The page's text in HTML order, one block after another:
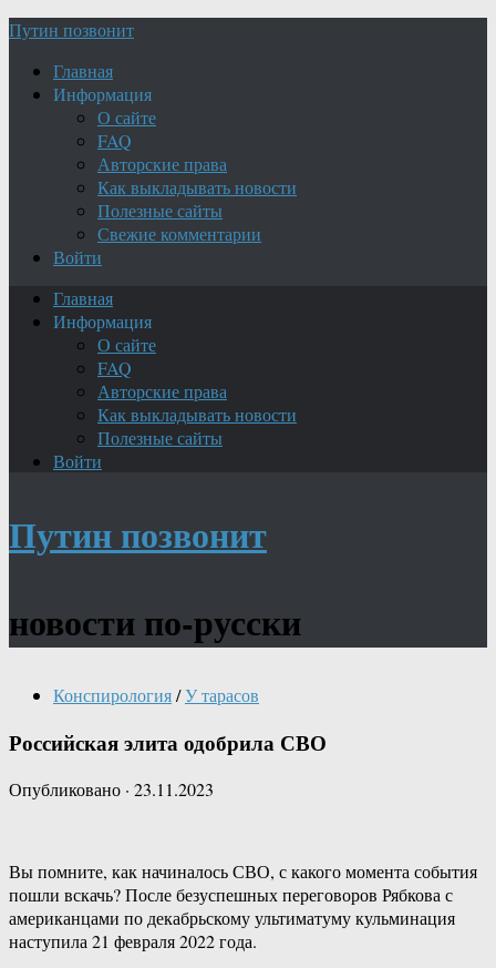
Путин позвонит
Главная
Информация
О сайте
FAQ
Авторские права
Как выкладывать новости
Полезные сайты
Свежие комментарии
Войти
Главная
Информация
О сайте
FAQ
Авторские права
Как выкладывать новости
Полезные сайты
Войти
Путин позвонит
новости по-русски
Конспирология/У тарасов
Российская элита одобрила СВО
Опубликовано · 23.11.2023
Вы помните, как начиналось СВО, с какого момента события
пошли вскачь? После безуспешных переговоров Рябкова с
американцами по декабрьскому ультиматуму кульминация
наступила 21 февраля 2022 года.